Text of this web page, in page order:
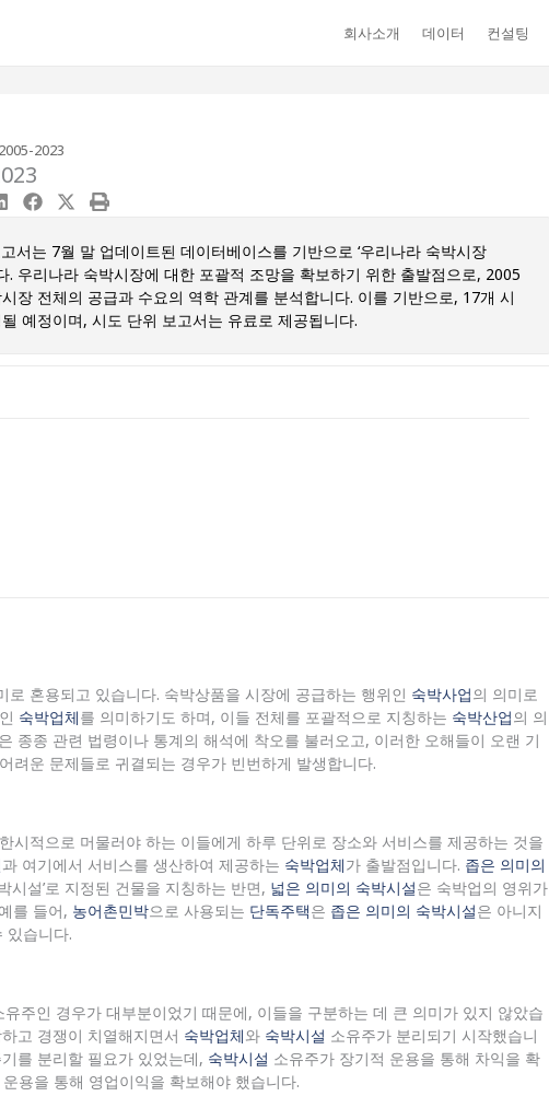
회사소개 데이터 컨설팅
2023
서는 7월 말 업데이트된 데이터베이스를 기반으로 ‘우리나라 숙박시장
. 우리나라 숙박시장에 대한 포괄적 조망을 확보하기 위한 출발점으로, 2005
장 전체의 공급과 수요의 역학 관계를 분석합니다. 이를 기반으로, 17개 시
예정이며, 시도 단위 보고서는 유료로 제공됩니다.
로 혼용되고 있습니다. 숙박상품을 시장에 공급하는 행위인 숙박사업의 의미로
숙박업체를 의미하기도 하며, 이들 전체를 포괄적으로 지칭하는 숙박산업의 의
종종 관련 법령이나 통계의 해석에 착오를 불러오고, 이러한 오해들이 오랜 기
려운 문제들로 귀결되는 경우가 빈번하게 발생합니다.
시적으로 머물러야 하는 이들에게 하루 단위로 장소와 서비스를 제공하는 것을
과 여기에서 서비스를 생산하여 제공하는 숙박업체가 출발점입니다. 좁은 의미의
시설’로 지정된 건물을 지칭하는 반면, 넓은 의미의 숙박시설은 숙박업의 영위가
를 들어, 농어촌민박으로 사용되는 단독주택은 좁은 의미의 숙박시설은 아니지
있습니다.
유주인 경우가 대부분이었기 때문에, 이들을 구분하는 데 큰 의미가 있지 않았습
고 경쟁이 치열해지면서 숙박업체와 숙박시설 소유주가 분리되기 시작했습니
를 분리할 필요가 있었는데, 숙박시설 소유주가 장기적 운용을 통해 차익을 확
용을 통해 영업이익을 확보해야 했습니다.